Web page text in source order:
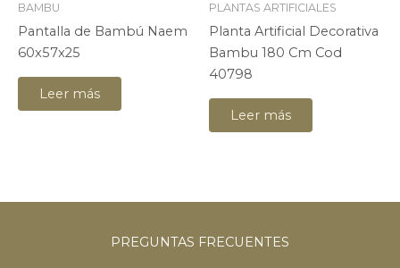
BAMBU
Pantalla de Bambú Naem
60x57x25
Leer más
PLANTAS ARTIFICIALES
Planta Artificial Decorativa
Bambu 180 Cm Cod
40798
Leer más
PREGUNTAS FRECUENTES